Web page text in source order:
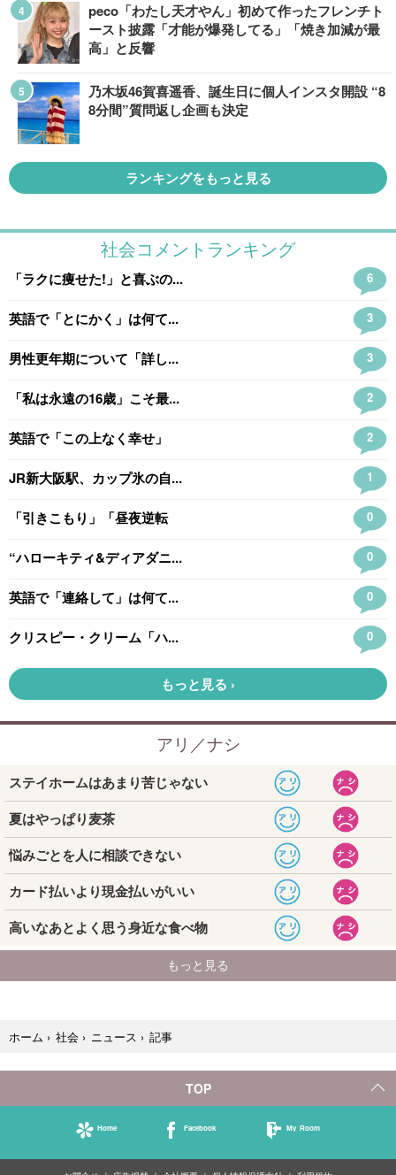
peco「わたし天才やん」初めて作ったフレンチト
ースト披露「才能が爆発してる」「焼き加減が最
高」と反響
乃木坂46賀喜遥香、誕生日に個人インスタ開設 “8
8分間”質問返し企画も決定
ランキングをもっと見る
ホーム › 社会 › ニュース › 記事
TOP
Home Facebook My Room